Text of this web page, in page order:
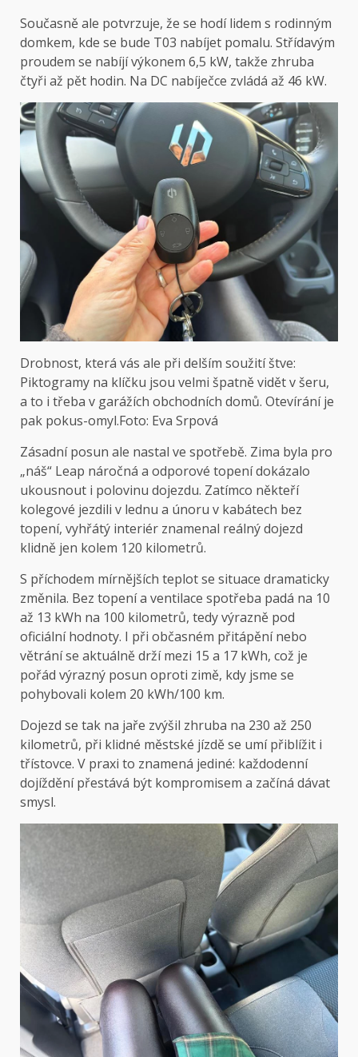
Současně ale potvrzuje, že se hodí lidem s rodinným
domkem, kde se bude T03 nabíjet pomalu. Střídavým
proudem se nabíjí výkonem 6,5 kW, takže zhruba
čtyři až pět hodin. Na DC nabíječce zvládá až 46 kW.
Drobnost, která vás ale při delším soužití štve:
Piktogramy na klíčku jsou velmi špatně vidět v šeru,
a to i třeba v garážích obchodních domů. Otevírání je
pak pokus-omyl.Foto: Eva Srpová
Zásadní posun ale nastal ve spotřebě. Zima byla pro
„náš“ Leap náročná a odporové topení dokázalo
ukousnout i polovinu dojezdu. Zatímco někteří
kolegové jezdili v lednu a únoru v kabátech bez
topení, vyhřátý interiér znamenal reálný dojezd
klidně jen kolem 120 kilometrů.
S příchodem mírnějších teplot se situace dramaticky
změnila. Bez topení a ventilace spotřeba padá na 10
až 13 kWh na 100 kilometrů, tedy výrazně pod
oficiální hodnoty. I při občasném přitápění nebo
větrání se aktuálně drží mezi 15 a 17 kWh, což je
pořád výrazný posun oproti zimě, kdy jsme se
pohybovali kolem 20 kWh/100 km.
Dojezd se tak na jaře zvýšil zhruba na 230 až 250
kilometrů, při klidné městské jízdě se umí přiblížit i
třístovce. V praxi to znamená jediné: každodenní
dojíždění přestává být kompromisem a začíná dávat
smysl.